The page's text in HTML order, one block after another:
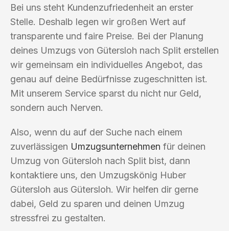
Bei uns steht Kundenzufriedenheit an erster
Stelle. Deshalb legen wir großen Wert auf
transparente und faire Preise. Bei der Planung
deines Umzugs von Gütersloh nach Split erstellen
wir gemeinsam ein individuelles Angebot, das
genau auf deine Bedürfnisse zugeschnitten ist.
Mit unserem Service sparst du nicht nur Geld,
sondern auch Nerven.
Also, wenn du auf der Suche nach einem
zuverlässigen Umzugsunternehmen für deinen
Umzug von Gütersloh nach Split bist, dann
kontaktiere uns, den Umzugskönig Huber
Gütersloh aus Gütersloh. Wir helfen dir gerne
dabei, Geld zu sparen und deinen Umzug
stressfrei zu gestalten.